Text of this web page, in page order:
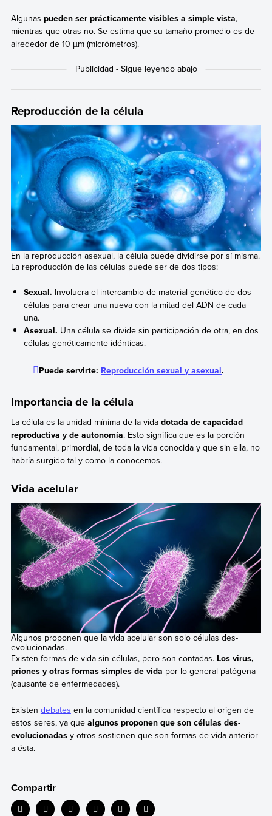
Algunas pueden ser prácticamente visibles a simple vista,
mientras que otras no. Se estima que su tamaño promedio es de
alrededor de 10 µm (micrómetros).
Reproducción de la célula
En la reproducción asexual, la célula puede dividirse por sí misma.
La reproducción de las células puede ser de dos tipos:
Sexual. Involucra el intercambio de material genético de dos
células para crear una nueva con la mitad del ADN de cada
una.
Asexual. Una célula se divide sin participación de otra, en dos
células genéticamente idénticas.
Puede servirte: Reproducción sexual y asexual.
Importancia de la célula
La célula es la unidad mínima de la vida dotada de capacidad
reproductiva y de autonomía. Esto significa que es la porción
fundamental, primordial, de toda la vida conocida y que sin ella, no
habría surgido tal y como la conocemos.
Vida acelular
Algunos proponen que la vida acelular son solo células des-
evolucionadas.
Existen formas de vida sin células, pero son contadas. Los virus,
priones y otras formas simples de vida por lo general patógena
(causante de enfermedades).
Existen debates en la comunidad científica respecto al origen de
estos seres, ya quealgunos proponen que son células des-
evolucionadasy otros sostienen que son formas de vida anterior
a ésta.
Compartir